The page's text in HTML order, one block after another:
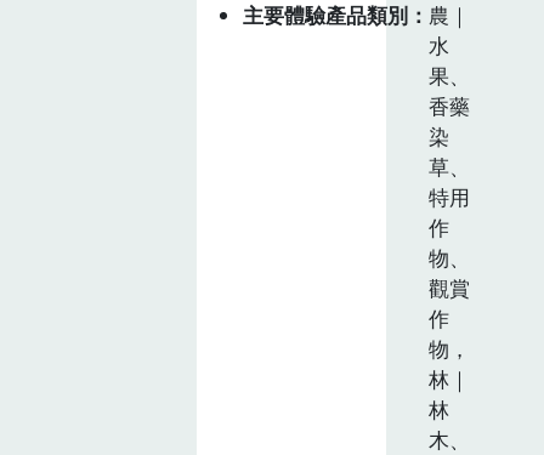
主要體驗產品類別
農｜
水
果、
香藥
染
草、
特用
作
物、
觀賞
作
物，
林｜
林
木、